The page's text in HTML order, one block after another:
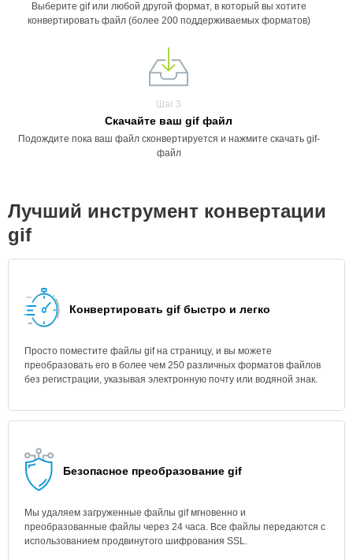
Выберите gif или любой другой формат, в который вы хотите
конвертировать файл (более 200 поддерживаемых форматов)
Шаг 3
Скачайте ваш gif файл
Подождите пока ваш файл сконвертируется и нажмите скачать gif-
файл
Лучший инструмент конвертации
gif
Конвертировать gif быстро и легко
Просто поместите файлы gif на страницу, и вы можете
преобразовать его в более чем 250 различных форматов файлов
без регистрации, указывая электронную почту или водяной знак.
Безопасное преобразование gif
Мы удаляем загруженные файлы gif мгновенно и
преобразованные файлы через 24 часа. Все файлы передаются с
использованием продвинутого шифрования SSL.